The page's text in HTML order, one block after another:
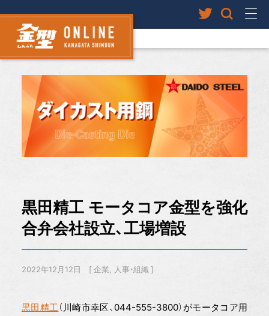
黒田精工 モータコア金型を強化
合弁会社設立、工場増設
2022年12月12日 企業 人事・組織
黒田精工（川崎市幸区、044-555-3800）がモータコア用